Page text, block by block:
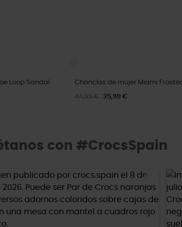
Loop Sandal
Chanclas de mujer Miami
44,99 € 35,99 €
con #CrocsSpain